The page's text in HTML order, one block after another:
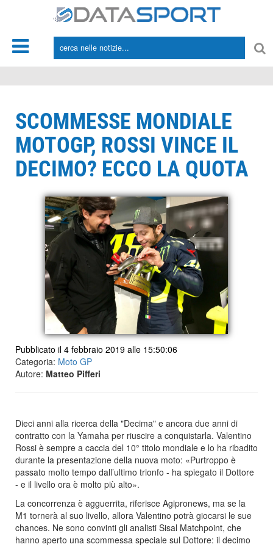
SCOMMESSE MONDIALE
MOTOGP, ROSSI VINCE IL
DECIMO? ECCO LA QUOTA
Pubblicato il 4 febbraio 2019 alle 15:50:06
Categoria: Moto GP
Autore: Matteo Pifferi
Dieci anni alla ricerca della "Decima" e ancora due anni di
contratto con la Yamaha per riuscire a conquistarla. Valentino
Rossi è sempre a caccia del 10° titolo mondiale e lo ha ribadito
durante la presentazione della nuova moto: «Purtroppo è
passato molto tempo dall’ultimo trionfo - ha spiegato il Dottore
- e il livello ora è molto più alto».
La concorrenza è agguerrita, riferisce Agipronews, ma se la
M1 tornerà al suo livello, allora Valentino potrà giocarsi le sue
chances. Ne sono convinti gli analisti Sisal Matchpoint, che
hanno aperto una scommessa speciale sul Dottore: il decimo